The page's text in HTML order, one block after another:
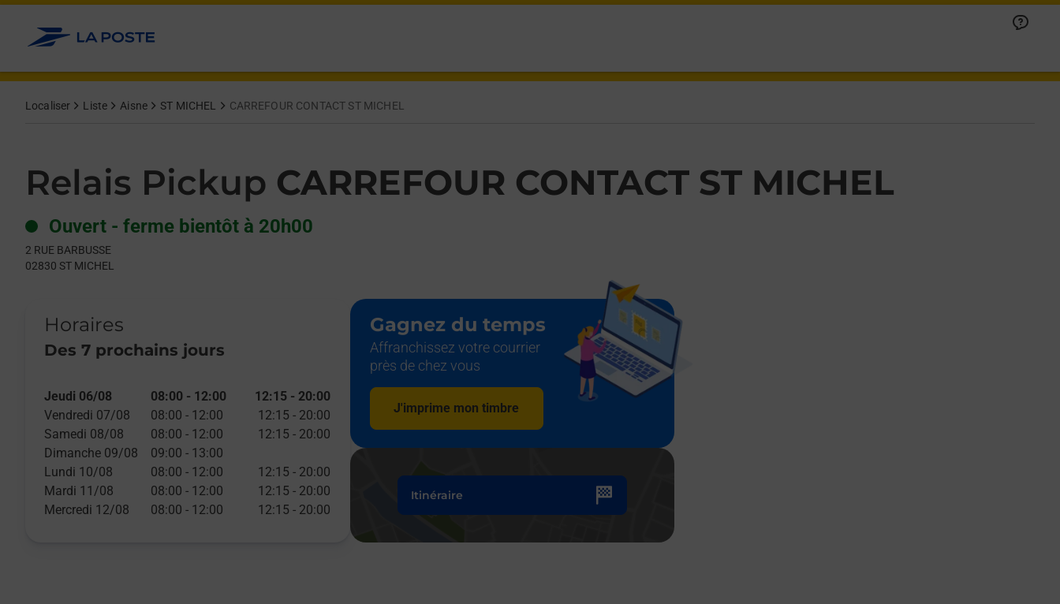
Allez au contenu
Localiser Liste Aisne ST MICHEL CARREFOUR CONTACT ST MICHEL
Relais Pickup CARREFOUR CONTACT ST MICHEL
Ouvert - ferme bientôt à 20h00
2 RUE BARBUSSE
02830 ST MICHEL
Horaires
Des 7 prochains jours
Day of the WeekHours
Jeudi 06/08 08:00 - 12:00 12:15 - 20:00
Vendredi 07/08
08:00 - 12:00 12:15 - 20:00
Samedi 08/08
08:00 - 12:00 12:15 - 20:00
Dimanche 09/08
09:00 - 13:00
Lundi 10/08
08:00 - 12:00 12:15 - 20:00
Mardi 11/08
08:00 - 12:00 12:15 - 20:00
Mercredi 12/08
08:00 - 12:00 12:15 - 20:00
Gagnez du temps
Affranchissez votre courrier
près de chez vous
J'imprime mon timbre
Itinéraire
Get directions to Relais Pickup at 2 RUE BARBUSSE ST MICHEL,
lien s'ouvre dans un nouvel onglet